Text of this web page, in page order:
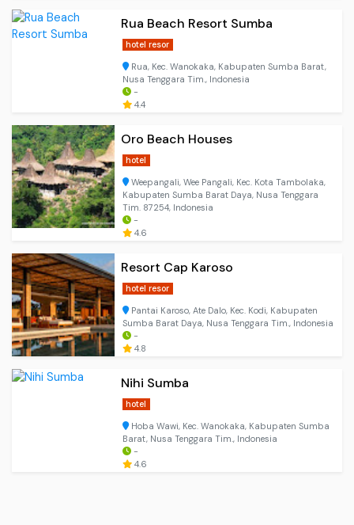
Rua Beach Resort Sumba
hotel resor
Rua, Kec. Wanokaka, Kabupaten Sumba Barat,
Nusa Tenggara Tim., Indonesia
-
4.4
Oro Beach Houses
hotel
Weepangali, Wee Pangali, Kec. Kota Tambolaka,
Kabupaten Sumba Barat Daya, Nusa Tenggara
Tim. 87254, Indonesia
-
4.6
Resort Cap Karoso
hotel resor
Pantai Karoso, Ate Dalo, Kec. Kodi, Kabupaten
Sumba Barat Daya, Nusa Tenggara Tim., Indonesia
-
4.8
Nihi Sumba
hotel
Hoba Wawi, Kec. Wanokaka, Kabupaten Sumba
Barat, Nusa Tenggara Tim., Indonesia
-
4.6